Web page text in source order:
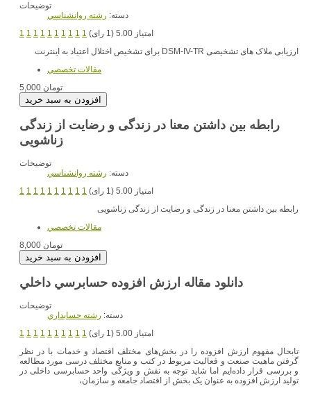
توضیحات
دسته: رشته روانشناسي
1 1 1 1 1 1 1 1 1 1
امتیاز 5.00 (1 رای)
ارزیابی ملاک های تشخیصی DSM-IV-TR برای تشخیص اختلال اعتیاد به اینترنت
مقالات تخصصي
5,000 تومان
رابطه بین داشتن معنا در زندگی و رضایت از زندگی
زناشویی
توضیحات
دسته: رشته روانشناسي
1 1 1 1 1 1 1 1 1 1
امتیاز 5.00 (1 رای)
رابطه بین داشتن معنا در زندگی و رضایت از زندگی زناشویی
مقالات تخصصي
8,000 تومان
دانلود مقاله ارزش افزوده حسابرسي داخلي
توضیحات
دسته: رشته حسابداري
1 1 1 1 1 1 1 1 1 1
امتیاز 5.00 (1 رای)
تابحال مفهوم ارزش افزوده را در بخش‌های مختلف اقتصاد و خدمات با در نظر
گرفتن ماهیت صنعت و فعالیت مربوط در کتب و منابع مختلف درسی مورد مطالعه
و بررسی قرار داده‌ایم اما شاید توجه به نقش و ویژگی واحد حسابرسی داخلی در
تولید ارزش افزوده به عنوان یک بخش از اقتصاد جامعه و سازمان،